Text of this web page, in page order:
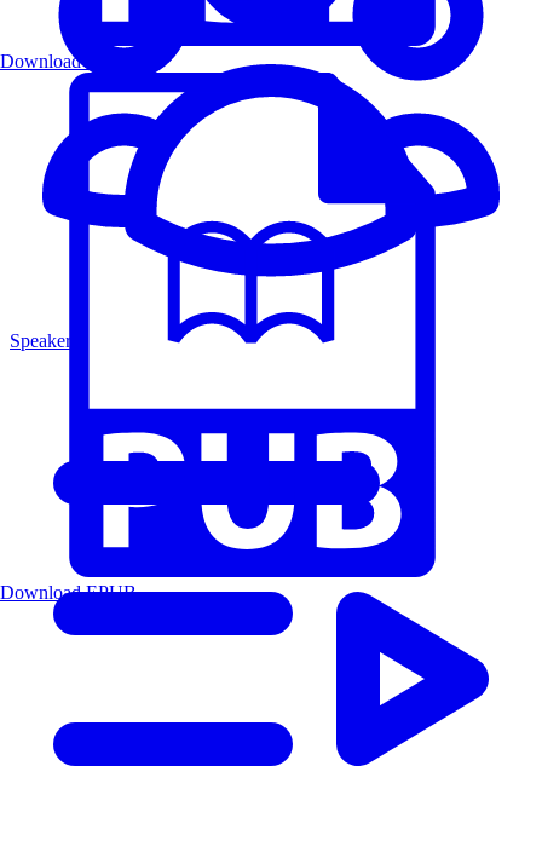
Speakers
Download PDF
Download EPUB